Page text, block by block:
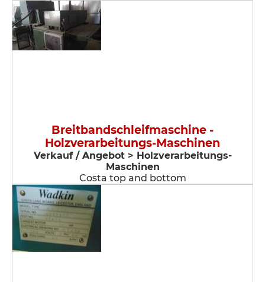
Breitbandschleifmaschine -
Holzverarbeitungs-Maschinen
Verkauf / Angebot > Holzverarbeitungs-
Maschinen
Costa top and bottom